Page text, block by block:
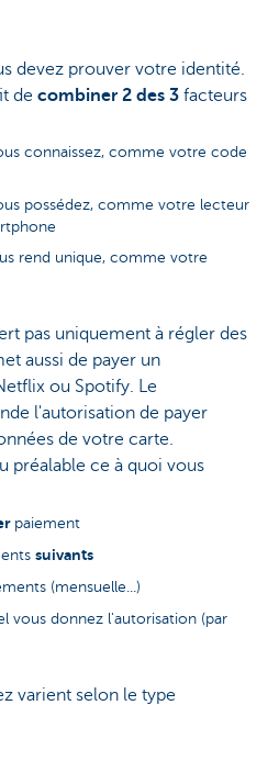
devez prouver votre identité.
de combiner 2 des 3 facteurs
connaissez, comme votre code
possédez, comme votre lecteur
rend unique, comme votre
pas uniquement à régler des
aussi de payer un
ou Spotify. Le
l'autorisation de payer
de votre carte.
préalable ce à quoi vous
paiement
suivants
(mensuelle...)
vous donnez l'autorisation (par
varient selon le type